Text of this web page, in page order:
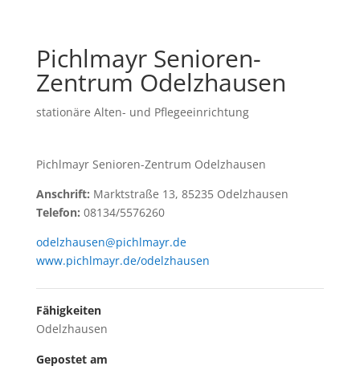
Pichlmayr Senioren-
Zentrum Odelzhausen
stationäre Alten- und Pflegeeinrichtung
Pichlmayr Senioren-Zentrum Odelzhausen
Anschrift: Marktstraße 13, 85235 Odelzhausen
Telefon: 08134/5576260
odelzhausen@pichlmayr.de
www.pichlmayr.de/odelzhausen
Fähigkeiten
Odelzhausen
Gepostet am